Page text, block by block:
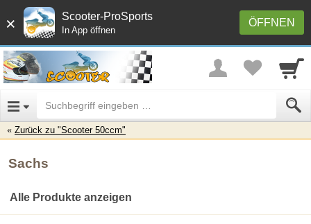
× ÖFFNEN
Scooter-ProSports
In App öffnen
Zurück zu "Scooter 50ccm"
Sachs
Alle Produkte anzeigen